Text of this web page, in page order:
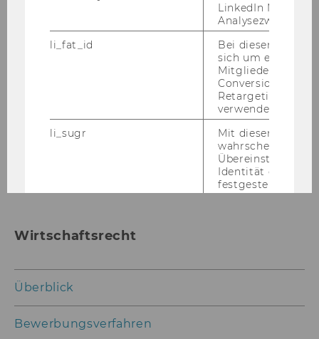
Univ.-Prof. Dr. Karoline Spies
karoline.spies@wu.ac.at
0043 1 31336 6493
Wirtschaftsrecht
Überblick
Bewerbungsverfahren
LinkedIn
Analysezwecken
li_fat_id
Bei diesem
sich um eine
Conversion-
Retargeting und
verwendet wird.
li_sugr
Mit diesem
Identität eines
festgestellt.
LinkedIn Mitglied
BizographicsOptOut
Mit diesem